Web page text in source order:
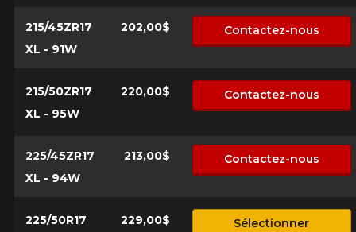
215/45ZR17
XL - 91W
202,00$ Contactez-nous
215/50ZR17
XL - 95W
220,00$ Contactez-nous
225/45ZR17
XL - 94W
213,00$ Contactez-nous
225/50R17
229,00$ Sélectionner
Marque
Modèle